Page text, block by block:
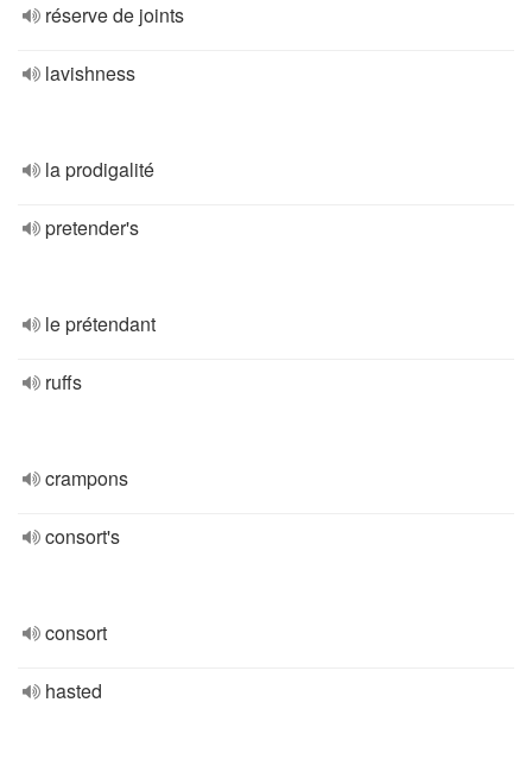
réserve de joints
lavishness
la prodigalité
pretender's
le prétendant
ruffs
crampons
consort's
consort
hasted